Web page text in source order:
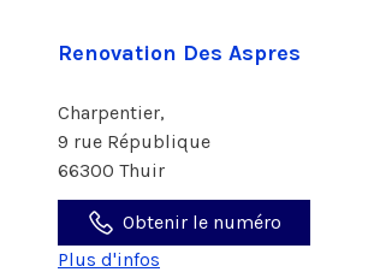
Renovation Des Aspres
Charpentier,
9 rue République
66300 Thuir
Obtenir le numéro
Plus d'infos